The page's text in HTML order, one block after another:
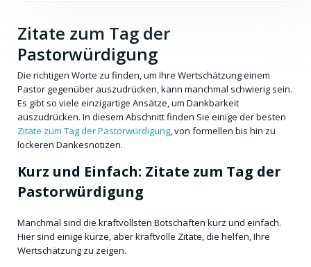
Zitate zum Tag der
Pastorwürdigung
Die richtigen Worte zu finden, um Ihre Wertschätzung einem
Pastor gegenüber auszudrücken, kann manchmal schwierig sein.
Es gibt so viele einzigartige Ansätze, um Dankbarkeit
auszudrücken. In diesem Abschnitt finden Sie einige der besten
Zitate zum Tag der Pastorwürdigung, von formellen bis hin zu
lockeren Dankesnotizen.
Kurz und Einfach: Zitate zum Tag der
Pastorwürdigung
Manchmal sind die kraftvollsten Botschaften kurz und einfach.
Hier sind einige kurze, aber kraftvolle Zitate, die helfen, Ihre
Wertschätzung zu zeigen.